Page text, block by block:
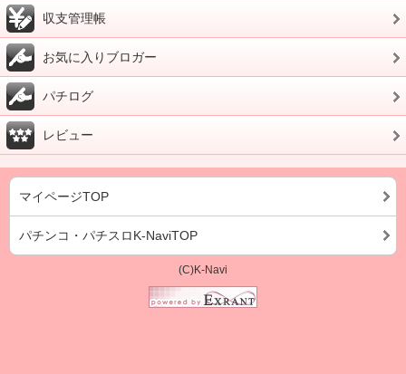
収支管理帳
お気に入りブロガー
パチログ
レビュー
マイページTOP
パチンコ・パチスロK-NaviTOP
(C)K-Navi